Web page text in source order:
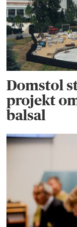
Domstol
projekt
balsal